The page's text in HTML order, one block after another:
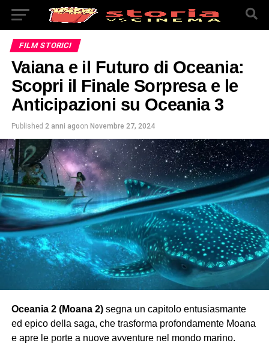
FILM STORICI
Vaiana e il Futuro di Oceania:
Scopri il Finale Sorpresa e le
Anticipazioni su Oceania 3
Published 2 anni agoon Novembre 27, 2024
Oceania 2 (Moana 2)segna un capitolo entusiasmante
ed epico della saga, che trasforma profondamente Moana
e apre le porte a nuove avventure nel mondo marino.